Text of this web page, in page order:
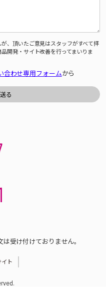
、頂いたご意見はスタッフがすべて拝
開発・サイト改善を行ってまいりま
合わせ専用フォームから
受け付けておりません。
イト